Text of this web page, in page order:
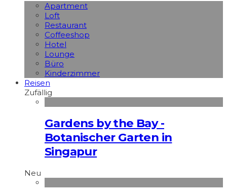
Apart­ment
Loft
Restaurant
Coffeeshop
Hotel
Lounge
Büro
Kinderzimmer
Reisen
Zufällig
Gardens by the Bay -
Botanischer Garten in
Singapur
Neu